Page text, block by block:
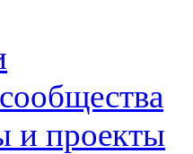
и проекты